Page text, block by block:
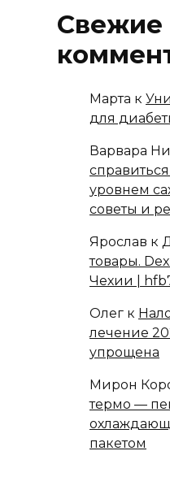
Свежие
Марта к
для
Варвара
уровнем
советы и
Ярослав к
товары.
Чехии |
Олег к
лечение
упрощена
Мирон
термо —
пакетом